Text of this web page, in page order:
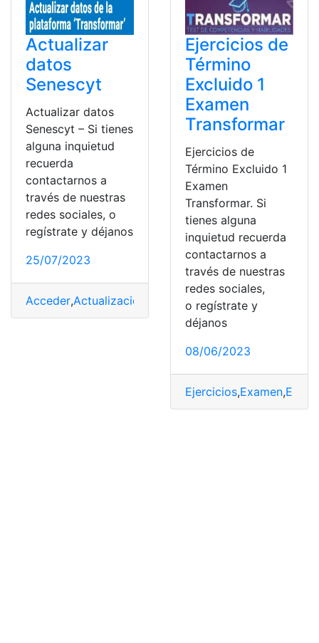
Actualizar
datos
Senescyt
Actualizar datos
Senescyt – Si tienes
alguna inquietud
recuerda
contactarnos a
través de nuestras
redes sociales, o
regístrate y déjanos
25/07/2023
Acceder,Actualización Actualización de datos
Ejercicios de
Término
Excluido 1
Examen
Transformar
Ejercicios de
Término Excluido 1
Examen
Transformar. Si
tienes alguna
inquietud recuerda
contactarnos a
través de nuestras
redes sociales,
o regístrate y
déjanos
08/06/2023
Ejercicios,Examen,